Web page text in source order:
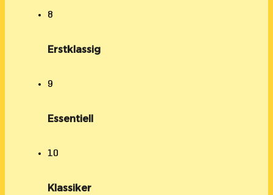
8
Erstklassig
9
Essentiell
10
Klassiker